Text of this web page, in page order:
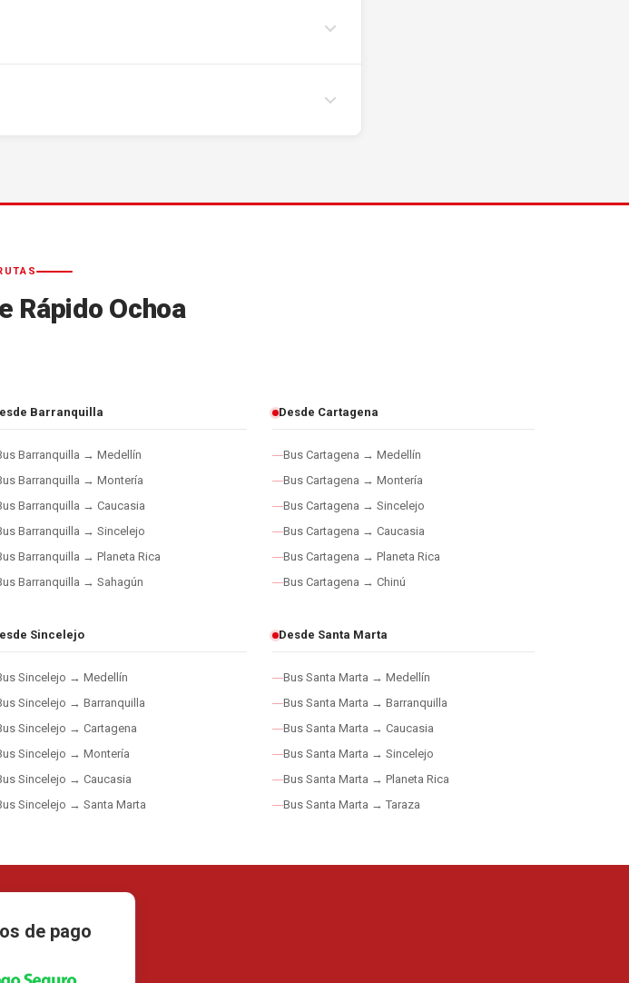
Rápido Ochoa
Barranquilla
Barranquilla → Medellín
Barranquilla → Montería
Barranquilla → Caucasia
Barranquilla → Sincelejo
Barranquilla → Planeta Rica
Barranquilla → Sahagún
Desde Cartagena
Bus Cartagena → Medellín
Bus Cartagena → Montería
Bus Cartagena → Sincelejo
Bus Cartagena → Caucasia
Bus Cartagena → Planeta Rica
Bus Cartagena → Chinú
Sincelejo
Sincelejo → Medellín
Sincelejo → Barranquilla
Sincelejo → Cartagena
Sincelejo → Montería
Sincelejo → Caucasia
Sincelejo → Santa Marta
Desde Santa Marta
Bus Santa Marta → Medellín
Bus Santa Marta → Barranquilla
Bus Santa Marta → Caucasia
Bus Santa Marta → Sincelejo
Bus Santa Marta → Planeta Rica
Bus Santa Marta → Taraza
de pago